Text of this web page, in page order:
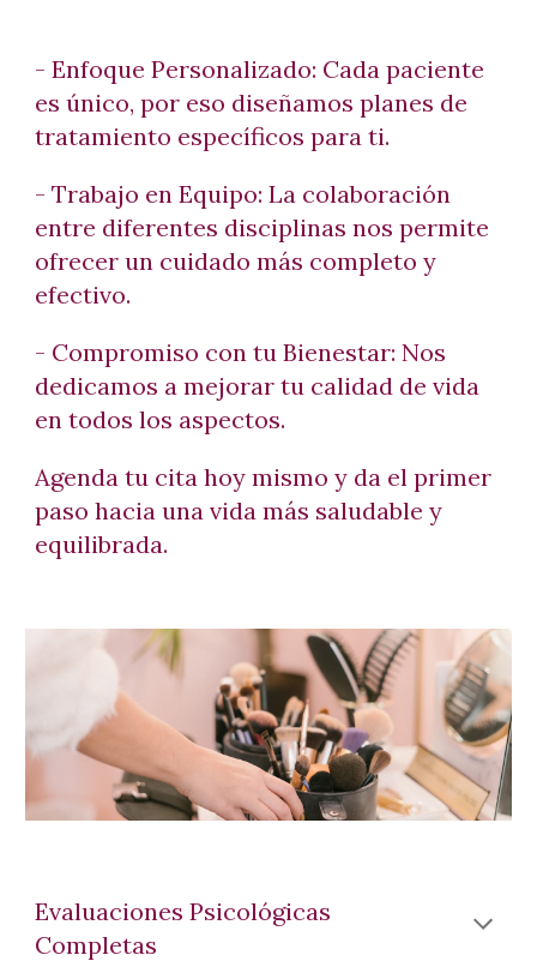
- Enfoque Personalizado: Cada paciente
es único, por eso diseñamos planes de
tratamiento específicos para ti.
- Trabajo en Equipo: La colaboración
entre diferentes disciplinas nos permite
ofrecer un cuidado más completo y
efectivo.
- Compromiso con tu Bienestar: Nos
dedicamos a mejorar tu calidad de vida
en todos los aspectos.
Agenda tu cita hoy mismo y da el primer
paso hacia una vida más saludable y
equilibrada.
Evaluaciones Psicológicas
Completas